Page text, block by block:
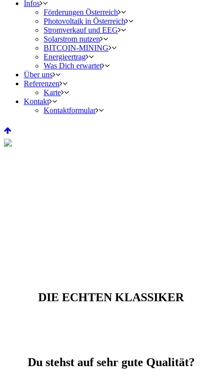
Infos
Förderungen Österreich
Photovoltaik in Österreich
Stromverkauf und EEG
Solarstrom nutzen
BITCOIN-MINING
Energieertrag
Was Dich erwartet
Über uns
Referenzen
Karte
Kontakt
Kontaktformular
DIE ECHTEN KLASSIKER
Du stehst auf sehr gute Qualität?